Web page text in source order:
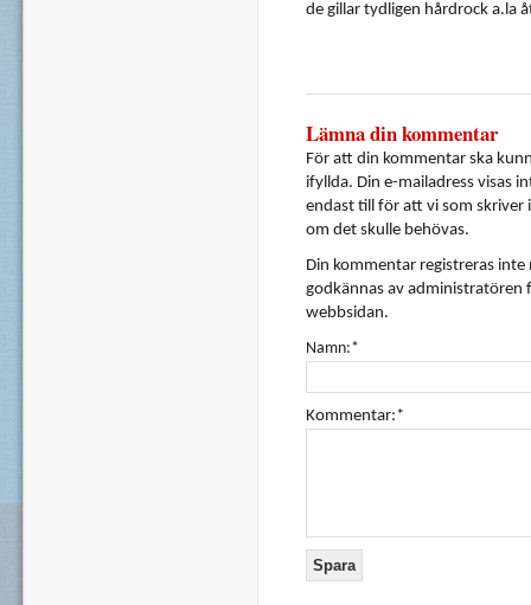
de gillar tydligen hårdrock a.la
Lämna din kommentar
För att din kommentar ska
ifyllda. Din e-mailadress visas
endast till för att vi som skriver
om det skulle behövas.
Din kommentar registreras
godkännas av administratören
webbsidan.
Namn:*
Kommentar:*